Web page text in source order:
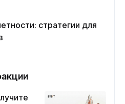
стратегии для